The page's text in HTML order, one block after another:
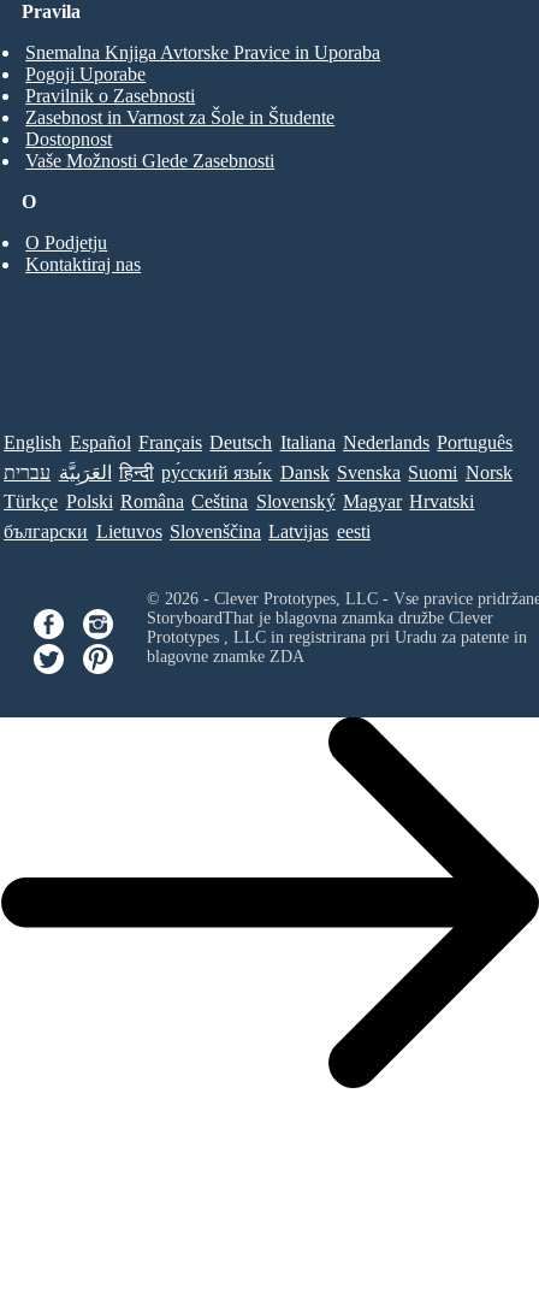
O
O Podjetju
Kontaktiraj nas
Pravila
Snemalna Knjiga Avtorske Pravice in Uporaba
Pogoji Uporabe
Pravilnik o Zasebnosti
Zasebnost in Varnost za Šole in Študente
Dostopnost
Vaše Možnosti Glede Zasebnosti
English Español Français Deutsch Italiana Nederlands Português
עברית العَرَبِيَّة हिन्दी ру́сский язы́к Dansk Svenska Suomi Norsk
Türkçe Polski Româna Ceština Slovenský Magyar Hrvatski
български Lietuvos Slovenščina Latvijas eesti
© 2026 - Clever Prototypes, LLC - Vse pravice
StoryboardThat je blagovna znamka družbe Clever
Prototypes , LLCin registrirana pri Uradu za patente in
blagovne znamke ZDA